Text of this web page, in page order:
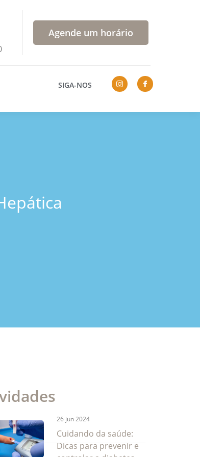
Agende um horário
SIGA-NOS
26 jun 2024
Cuidando da saúde:
Dicas para prevenir e